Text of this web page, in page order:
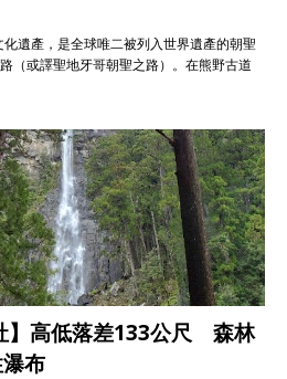
遺產，是全球唯二被列入世界遺產的朝聖
（或譯聖地牙哥朝聖之路）。在熊野古道
】高低落差133公尺 森林
布